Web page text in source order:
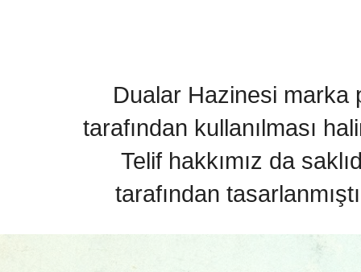
Dualar Hazinesi marka
tarafından kullanılması
Telif hakkımız da
tarafından